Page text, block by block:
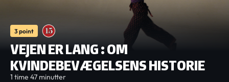
3 point
VEJEN ER LANG : OM
KVINDEBEVÆGELSENS HISTORIE
1 time 47 minutter